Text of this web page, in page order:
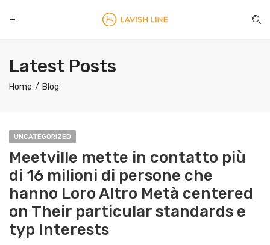
Latest Posts
Home Blog
UNCATEGORIZED
Meetville mette in contatto più
di 16 milioni di persone che
hanno Loro Altro Metà centered
on Their particular standards e
typ Interests